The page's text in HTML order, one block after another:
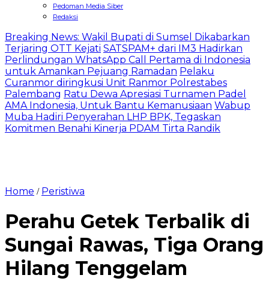
Pedoman Media Siber
Redaksi
Breaking News: Wakil Bupati di Sumsel Dikabarkan
Terjaring OTT Kejati SATSPAM+ dari IM3 Hadirkan
Perlindungan WhatsApp Call Pertama di Indonesia
untuk Amankan Pejuang Ramadan Pelaku
Curanmor diringkusi Unit Ranmor Polrestabes
Palembang Ratu Dewa Apresiasi Turnamen Padel
AMA Indonesia, Untuk Bantu Kemanusiaan Wabup
Muba Hadiri Penyerahan LHP BPK, Tegaskan
Komitmen Benahi Kinerja PDAM Tirta Randik
Home / Peristiwa
Perahu Getek Terbalik di
Sungai Rawas, Tiga Orang
Hilang Tenggelam